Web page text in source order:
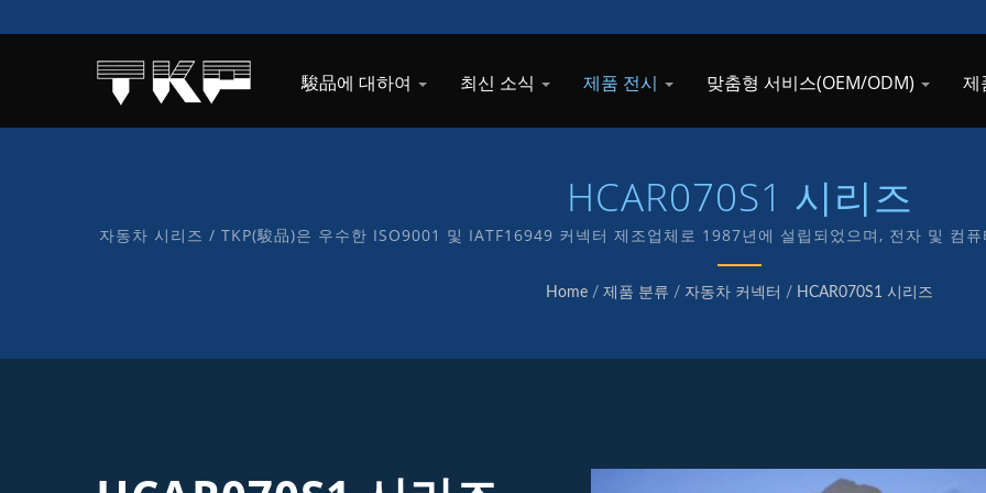
駿品에 대하여 최신 소식 제품 전시 맞춤형 서비스(OEM/ODM) 제
HCAR070S1 시리즈
자동차 시리즈 / TKP(駿品)은 우수한 ISO9001 및 IATF16949 커넥터 제조업체로 1987년에 설립되었으며, 전자 및 컴
를 전념하고 있습니다.
Home / 제품 분류 / 자동차 커넥터 / HCAR070S1 시리즈